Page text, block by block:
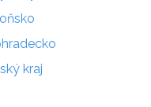
kraj